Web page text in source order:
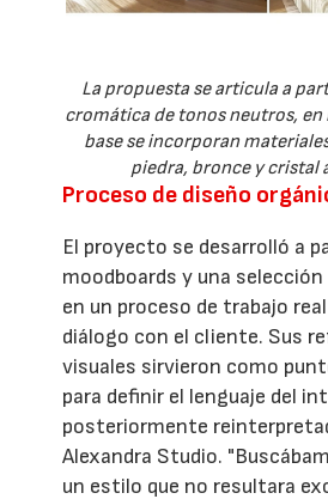
La propuesta se articula a
cromática de tonos neutros, en
base se incorporan
piedra, bronce y cristal
Proceso de diseño
El proyecto se desarrolló a
moodboards y una
en un proceso de trabajo
diálogo con el cliente. Sus
visuales sirvieron como
para definir el lenguaje del
posteriormente
Alexandra Studio.
un estilo que no resultara